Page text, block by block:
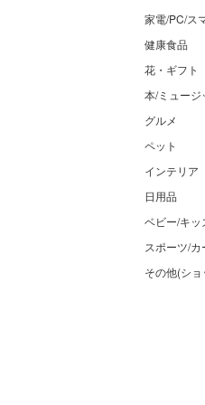
家電/PC/ス
健康食品
花・ギフト
本/ミュージ
グルメ
ペット
インテリア
日用品
ベビー/キッ
スポーツ/カ
その他(シ